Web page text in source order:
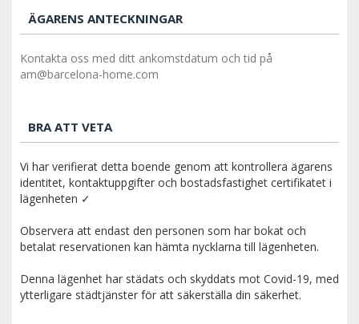
ÄGARENS ANTECKNINGAR
Kontakta oss med ditt ankomstdatum och tid på
am@barcelona-home.com
BRA ATT VETA
Vi har verifierat detta boende genom att kontrollera ägarens
identitet, kontaktuppgifter och bostadsfastighet certifikatet i
lägenheten ✓
Observera att endast den personen som har bokat och
betalat reservationen kan hämta nycklarna till lägenheten.
Denna lägenhet har städats och skyddats mot Covid-19, med
ytterligare städtjänster för att säkerställa din säkerhet.